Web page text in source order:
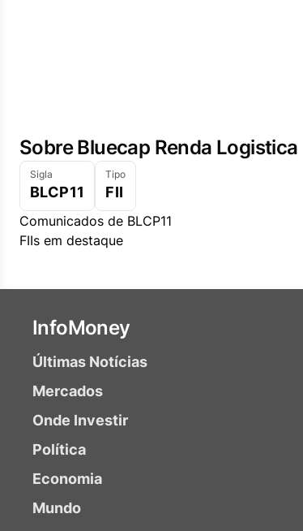
Sobre Bluecap Renda Logistica
Sigla
BLCP11
Tipo
FII
Comunicados de BLCP11
FIIs em destaque
InfoMoney
Últimas Notícias
Mercados
Onde Investir
Política
Economia
Mundo